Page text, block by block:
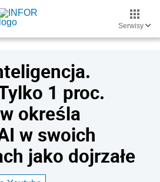
Serwisy
1 proc.
określa
w swoich
jako dojrzałe